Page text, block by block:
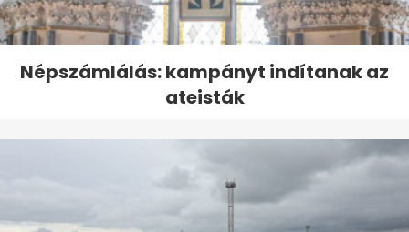
Népszámlálás: kampányt indítanak az
ateisták